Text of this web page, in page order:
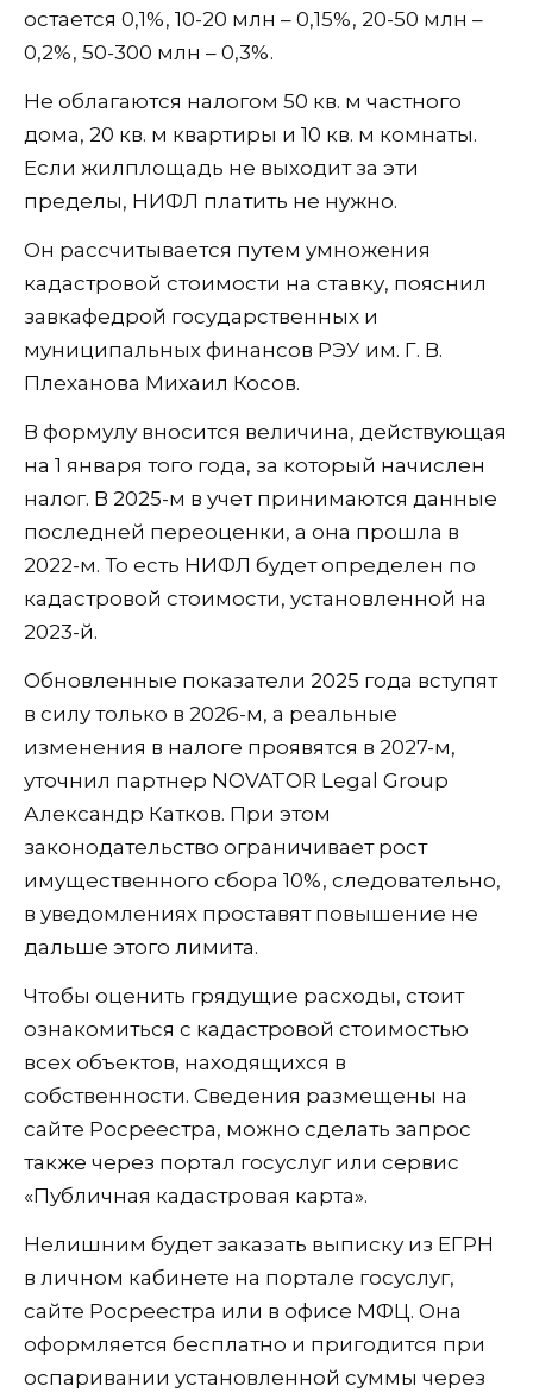
остается 0,1%, 10-20 млн – 0,15%, 20-50 млн –
0,2%, 50-300 млн – 0,3%.
Не облагаются налогом 50 кв. м частного
дома, 20 кв. м квартиры и 10 кв. м комнаты.
Если жилплощадь не выходит за эти
пределы, НИФЛ платить не нужно.
Он рассчитывается путем умножения
кадастровой стоимости на ставку, пояснил
завкафедрой государственных и
муниципальных финансов РЭУ им. Г. В.
Плеханова Михаил Косов.
В формулу вносится величина, действующая
на 1 января того года, за который начислен
налог. В 2025-м в учет принимаются данные
последней переоценки, а она прошла в
2022-м. То есть НИФЛ будет определен по
кадастровой стоимости, установленной на
2023-й.
Обновленные показатели 2025 года вступят
в силу только в 2026-м, а реальные
изменения в налоге проявятся в 2027-м,
уточнил партнер NOVATOR Legal Group
Александр Катков. При этом
законодательство ограничивает рост
имущественного сбора 10%, следовательно,
в уведомлениях проставят повышение не
дальше этого лимита.
Чтобы оценить грядущие расходы, стоит
ознакомиться с кадастровой стоимостью
всех объектов, находящихся в
собственности. Сведения размещены на
сайте Росреестра, можно сделать запрос
также через портал госуслуг или сервис
«Публичная кадастровая карта».
Нелишним будет заказать выписку из ЕГРН
в личном кабинете на портале госуслуг,
сайте Росреестра или в офисе МФЦ. Она
оформляется бесплатно и пригодится при
оспаривании установленной суммы через